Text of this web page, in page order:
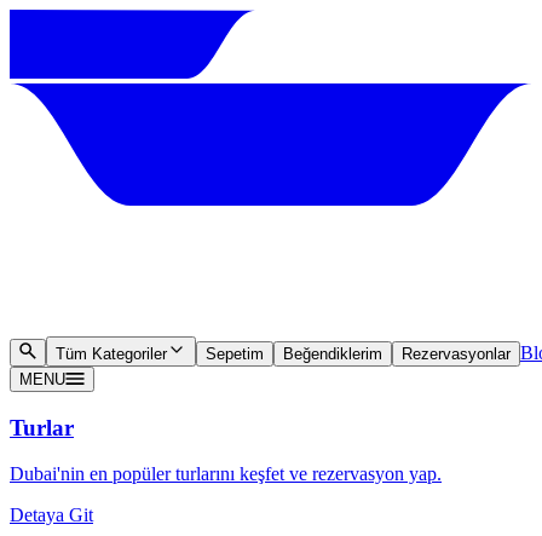
Tüm Kategoriler Sepetim Beğendiklerim Rezervasyonlar
MENU
Turlar
Dubai'nin en popüler turlarını keşfet ve rezervasyon yap.
Detaya Git